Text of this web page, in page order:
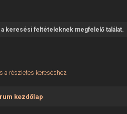
a keresési feltételeknek megfelelő találat.
a részletes kereséshez
kezdőlap